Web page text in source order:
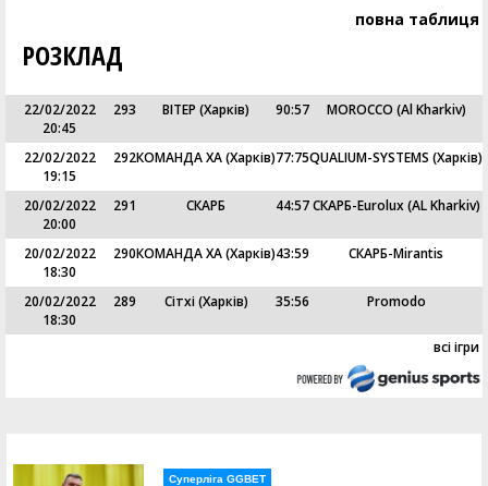
повна таблиця
РОЗКЛАД
22/02/2022
20:45
293 ВІТЕР (Харків) 90:57 MOROCCO (Al Kharkiv)
22/02/2022
19:15
292КОМАНДА ХА (Харків)77:75QUALIUM-SYSTEMS (Харків)
20/02/2022
20:00
291 СКАРБ 44:57СКАРБ-Eurolux (AL Kharkiv)
20/02/2022
18:30
290КОМАНДА ХА (Харків)43:59 СКАРБ-Mirantis
20/02/2022
18:30
289 Сітхі (Харків) 35:56 Promodo
всі ігри
Суперліга GGBET